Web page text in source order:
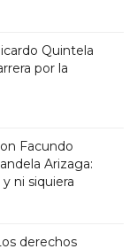
Quintela
por la
Facundo
Arizaga:
ni siquiera
derechos